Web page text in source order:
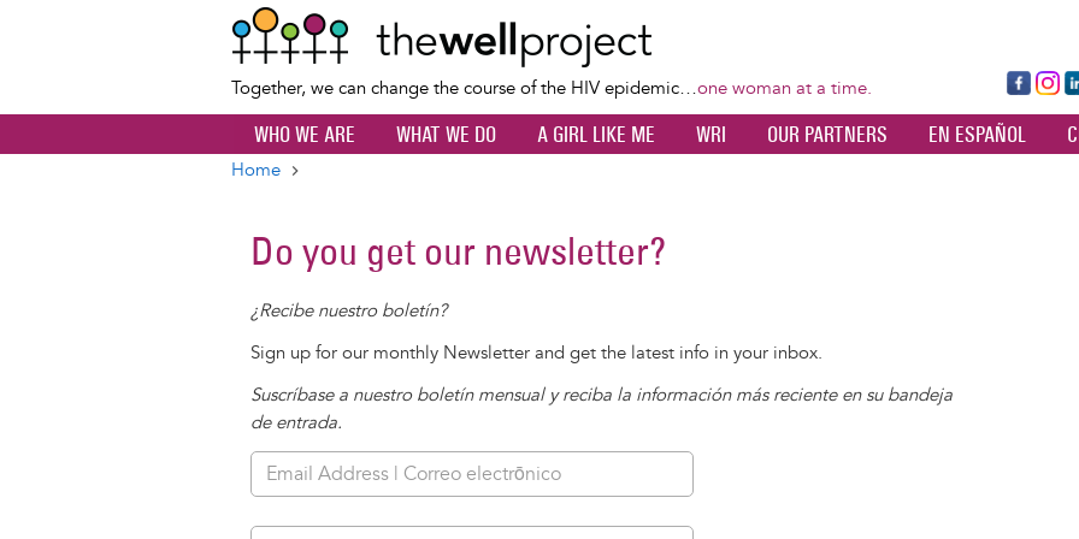
content
Together, we can change the course of the HIV epidemic…one woman at a time.
Fa
ce
bo
Ins
ta
dI
WHO WE ARE WHAT WE DO A GIRL LIKE ME WRI OUR PARTNERS EN ESPAÑOL
Home
Do you get our newsletter?
¿Recibe nuestro boletín?
Sign up for our monthly Newsletter and get the latest info in your inbox.
Suscríbase a nuestro boletín mensual y reciba la información más reciente en su bandeja
de entrada.